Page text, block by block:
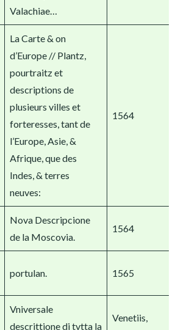
Valachiae…
La Carte & on
d’Europe // Plantz,
pourtraitz et
descriptions de
plusieurs villes et
forteresses, tant de
l’Europe, Asie, &
Afrique, que des
Indes, & terres
neuves:
1564
Nova Descripcione
de la Moscovia.
1564
portulan. 1565
Vniversale
descrittione di tvtta la
Venetiis,